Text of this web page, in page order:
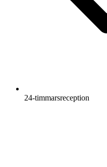
24-timmarsreception